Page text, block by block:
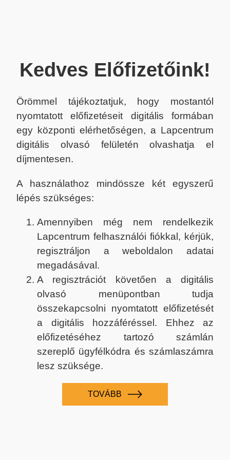
Kedves Előfizetőink!
Örömmel tájékoztatjuk, hogy mostantól
nyomtatott előfizetéseit digitális formában
egy központi elérhetőségen, a Lapcentrum
digitális olvasó felületén olvashatja el
díjmentesen.
A használathoz mindössze két egyszerű
lépés szükséges:
Amennyiben még nem rendelkezik
Lapcentrum felhasználói fiókkal, kérjük,
regisztráljon a weboldalon adatai
megadásával.
A regisztrációt követően a digitális
olvasó menüpontban tudja
összekapcsolni nyomtatott előfizetését
a digitális hozzáféréssel. Ehhez az
előfizetéséhez tartozó számlán
szereplő ügyfélkódra és számlaszámra
lesz szüksége.
TOVÁBB